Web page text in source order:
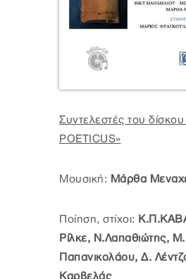
Συντελεστές του
POETICUS»
Μουσική: Μάρθα
Ποίηση, στίχοι:
Ρίλκε, Ν.Λαπαθιώτης, Μ.
Παπανικολάου, Δ.
Καρβελάς